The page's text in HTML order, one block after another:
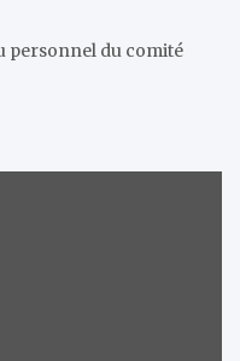
personnel du comité